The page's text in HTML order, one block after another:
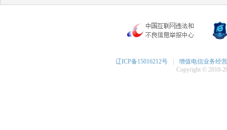
辽ICP备15016212号
增值电信业务经
Copyright © 2010-